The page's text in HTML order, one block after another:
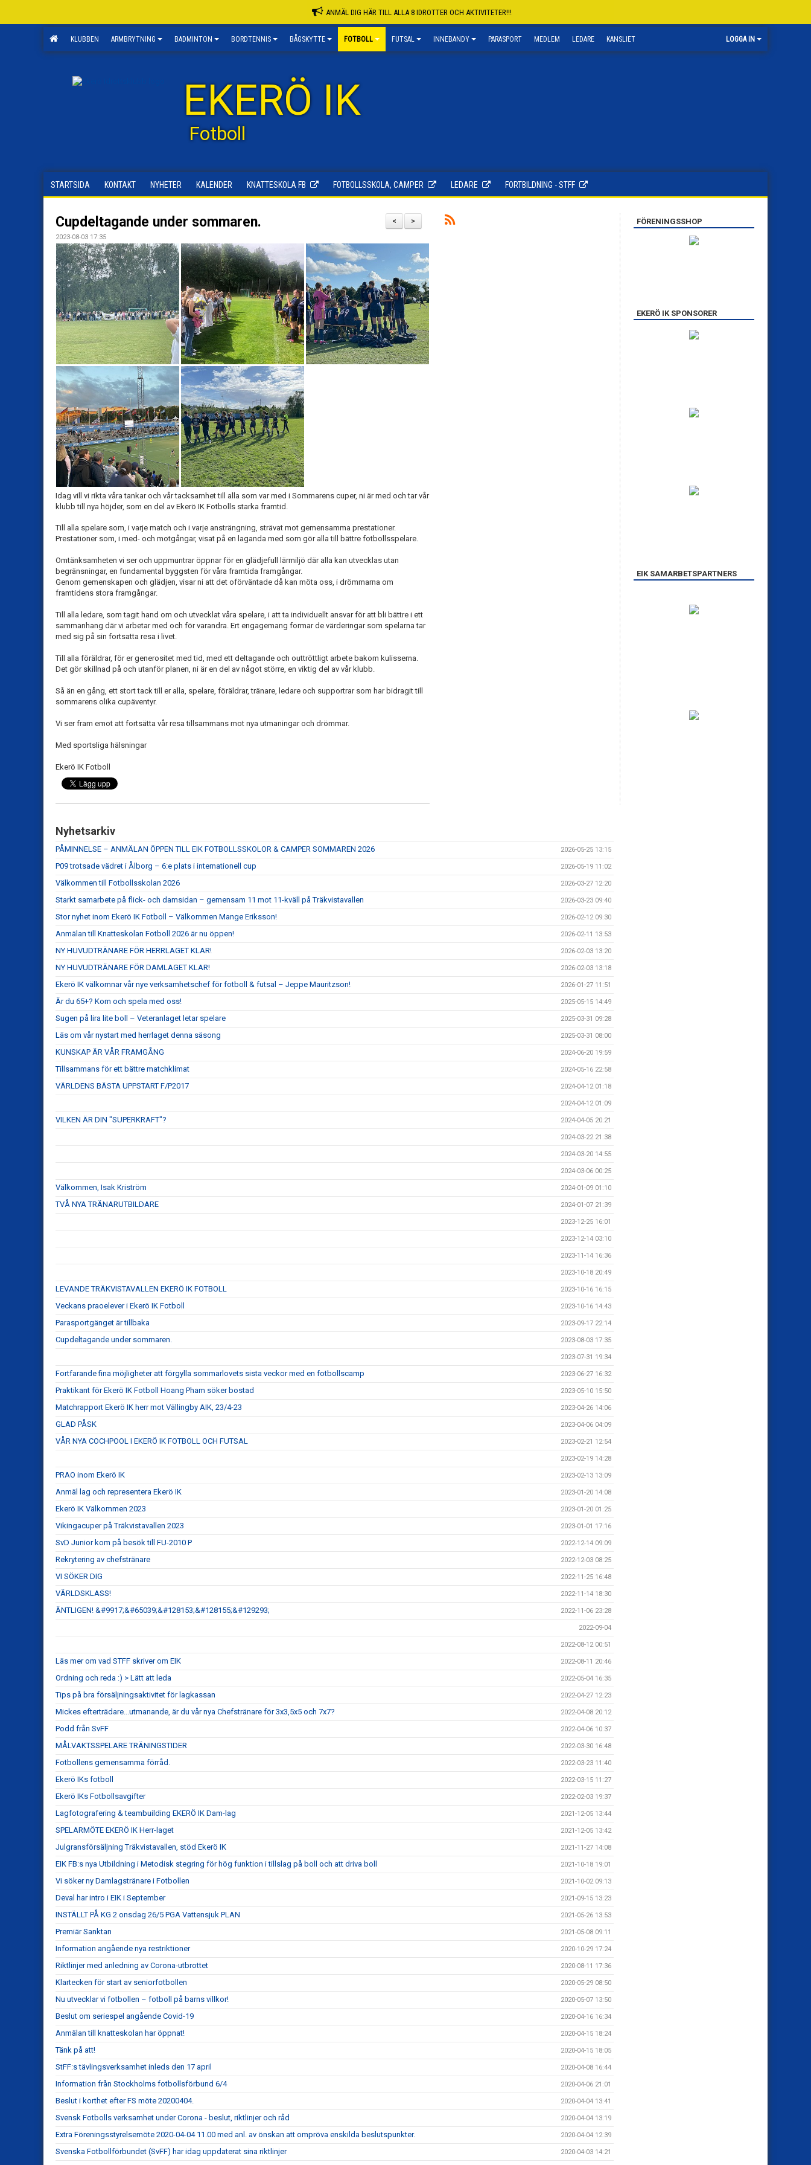
ANMÄL DIG HÄR TILL ALLA 8 IDROTTER OCH AKTIVITETER!!!
KLUBBEN ARMBRYTNING BADMINTON BORDTENNIS BÅGSKYTTE FOTBOLL FUTSAL INNEBANDY PARASPORT MEDLEM LEDARE KANSLIET LOGGA IN
EKERÖ IK
Fotboll
STARTSIDA KONTAKT NYHETER KALENDER KNATTESKOLA FB FOTBOLLSSKOLA, CAMPER LEDARE FORTBILDNING - STFF
>
<
Cupdeltagande under sommaren.
2023-08-03 17:35
Idag vill vi rikta våra tankar och vår tacksamhet till alla som var med i Sommarens cuper, ni är med och tar vår
klubb till nya höjder, som en del av Ekerö IK Fotbolls starka framtid.
Till alla spelare som, i varje match och i varje ansträngning, strävat mot gemensamma prestationer.
Prestationer som, i med- och motgångar, visat på en laganda med som gör alla till bättre fotbollsspelare.
Omtänksamheten vi ser och uppmuntrar öppnar för en glädjefull lärmiljö där alla kan utvecklas utan
begränsningar, en fundamental byggsten för våra framtida framgångar.
Genom gemenskapen och glädjen, visar ni att det oförväntade då kan möta oss, i drömmarna om
framtidens stora framgångar.
Till alla ledare, som tagit hand om och utvecklat våra spelare, i att ta individuellt ansvar för att bli bättre i ett
sammanhang där vi arbetar med och för varandra. Ert engagemang formar de värderingar som spelarna tar
med sig på sin fortsatta resa i livet.
Till alla föräldrar, för er generositet med tid, med ett deltagande och outtröttligt arbete bakom kulisserna.
Det gör skillnad på och utanför planen, ni är en del av något större, en viktig del av vår klubb.
Så än en gång, ett stort tack till er alla, spelare, föräldrar, tränare, ledare och supportrar som har bidragit till
sommarens olika cupäventyr.
Vi ser fram emot att fortsätta vår resa tillsammans mot nya utmaningar och drömmar.
Med sportsliga hälsningar
Ekerö IK Fotboll
Nyhetsarkiv
PÅMINNELSE – ANMÄLAN ÖPPEN TILL EIK FOTBOLLSSKOLOR & CAMPER SOMMAREN 2026 2026-05-25 13:15
P09 trotsade vädret i Ålborg – 6:e plats i internationell cup 2026-05-19 11:02
Välkommen till Fotbollsskolan 2026 2026-03-27 12:20
Starkt samarbete på flick- och damsidan – gemensam 11 mot 11-kväll på Träkvistavallen 2026-03-23 09:40
Stor nyhet inom Ekerö IK Fotboll – Välkommen Mange Eriksson! 2026-02-12 09:30
Anmälan till Knatteskolan Fotboll 2026 är nu öppen! 2026-02-11 13:53
NY HUVUDTRÄNARE FÖR HERRLAGET KLAR! 2026-02-03 13:20
NY HUVUDTRÄNARE FÖR DAMLAGET KLAR! 2026-02-03 13:18
Ekerö IK välkomnar vår nye verksamhetschef för fotboll & futsal – Jeppe Mauritzson! 2026-01-27 11:51
Är du 65+? Kom och spela med oss! 2025-05-15 14:49
Sugen på lira lite boll – Veteranlaget letar spelare 2025-03-31 09:28
Läs om vår nystart med herrlaget denna säsong 2025-03-31 08:00
KUNSKAP ÄR VÅR FRAMGÅNG 2024-06-20 19:59
Tillsammans för ett bättre matchklimat 2024-05-16 22:58
VÄRLDENS BÄSTA UPPSTART F/P2017 2024-04-12 01:18
2024-04-12 01:09
VILKEN ÄR DIN "SUPERKRAFT"? 2024-04-05 20:21
2024-03-22 21:38
2024-03-20 14:55
2024-03-06 00:25
Välkommen, Isak Kriström 2024-01-09 01:10
TVÅ NYA TRÄNARUTBILDARE 2024-01-07 21:39
2023-12-25 16:01
2023-12-14 03:10
2023-11-14 16:36
2023-10-18 20:49
LEVANDE TRÄKVISTAVALLEN EKERÖ IK FOTBOLL 2023-10-16 16:15
Veckans praoelever i Ekerö IK Fotboll 2023-10-16 14:43
Parasportgänget är tillbaka 2023-09-17 22:14
Cupdeltagande under sommaren. 2023-08-03 17:35
2023-07-31 19:34
Fortfarande fina möjligheter att förgylla sommarlovets sista veckor med en fotbollscamp 2023-06-27 16:32
Praktikant för Ekerö IK Fotboll Hoang Pham söker bostad 2023-05-10 15:50
Matchrapport Ekerö IK herr mot Vällingby AIK, 23/4-23 2023-04-26 14:06
GLAD PÅSK 2023-04-06 04:09
VÅR NYA COCHPOOL I EKERÖ IK FOTBOLL OCH FUTSAL 2023-02-21 12:54
2023-02-19 14:28
PRAO inom Ekerö IK 2023-02-13 13:09
Anmäl lag och representera Ekerö IK 2023-01-20 14:08
Ekerö IK Välkommen 2023 2023-01-20 01:25
Vikingacuper på Träkvistavallen 2023 2023-01-01 17:16
SvD Junior kom på besök till FU-2010 P 2022-12-14 09:09
Rekrytering av chefstränare 2022-12-03 08:25
VI SÖKER DIG 2022-11-25 16:48
VÄRLDSKLASS! 2022-11-14 18:30
ÄNTLIGEN! &#9917;&#65039;&#128153;&#128155;&#129293; 2022-11-06 23:28
2022-09-04
2022-08-12 00:51
Läs mer om vad STFF skriver om EIK 2022-08-11 20:46
Ordning och reda :) > Lätt att leda 2022-05-04 16:35
Tips på bra försäljningsaktivitet för lagkassan 2022-04-27 12:23
Mickes efterträdare...utmanande, är du vår nya Chefstränare för 3x3,5x5 och 7x7? 2022-04-08 20:12
Podd från SvFF 2022-04-06 10:37
MÅLVAKTSSPELARE TRÄNINGSTIDER 2022-03-30 16:48
Fotbollens gemensamma förråd. 2022-03-23 11:40
Ekerö IKs fotboll 2022-03-15 11:27
Ekerö IKs Fotbollsavgifter 2022-02-03 19:37
Lagfotografering & teambuilding EKERÖ IK Dam-lag 2021-12-05 13:44
SPELARMÖTE EKERÖ IK Herr-laget 2021-12-05 13:42
Julgransförsäljning Träkvistavallen, stöd Ekerö IK 2021-11-27 14:08
EIK FB:s nya Utbildning i Metodisk stegring för hög funktion i tillslag på boll och att driva boll 2021-10-18 19:01
Vi söker ny Damlagstränare i Fotbollen 2021-10-02 09:13
Deval har intro i EIK i September 2021-09-15 13:23
INSTÄLLT PÅ KG 2 onsdag 26/5 PGA Vattensjuk PLAN 2021-05-26 13:53
Premiär Sanktan 2021-05-08 09:11
Information angående nya restriktioner 2020-10-29 17:24
Riktlinjer med anledning av Corona-utbrottet 2020-08-11 17:36
Klartecken för start av seniorfotbollen 2020-05-29 08:50
Nu utvecklar vi fotbollen – fotboll på barns villkor! 2020-05-07 13:50
Beslut om seriespel angående Covid-19 2020-04-16 16:34
Anmälan till knatteskolan har öppnat! 2020-04-15 18:24
Tänk på att! 2020-04-15 18:05
StFF:s tävlingsverksamhet inleds den 17 april 2020-04-08 16:44
Information från Stockholms fotbollsförbund 6/4 2020-04-06 21:01
Beslut i korthet efter FS möte 20200404. 2020-04-04 13:41
Svensk Fotbolls verksamhet under Corona - beslut, riktlinjer och råd 2020-04-04 13:19
Extra Föreningsstyrelsemöte 2020-04-04 11.00 med anl. av önskan att ompröva enskilda beslutspunkter. 2020-04-04 12:39
Svenska Fotbollförbundet (SvFF) har idag uppdaterat sina riktlinjer 2020-04-03 14:21
FÖRENINGSSHOP
EKERÖ IK SPONSORER
EIK SAMARBETSPARTNERS